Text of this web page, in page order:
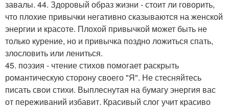
завалы. 44. Здоровый образ жизни - стоит ли говорить,
что плохие привычки негативно сказываются на женской
энергии и красоте. Плохой привычкой может быть не
только курение, но и привычка поздно ложиться спать,
злословить или лениться.
45. поэзия - чтение стихов помогает раскрыть
романтическую сторону своего "Я". Не стесняйтесь
писать свои стихи. Выплеснутая на бумагу энергия вас
от переживаний избавит. Красивый слог учит красиво